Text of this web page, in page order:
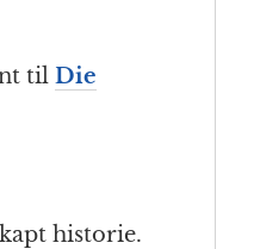
til Die
historie.